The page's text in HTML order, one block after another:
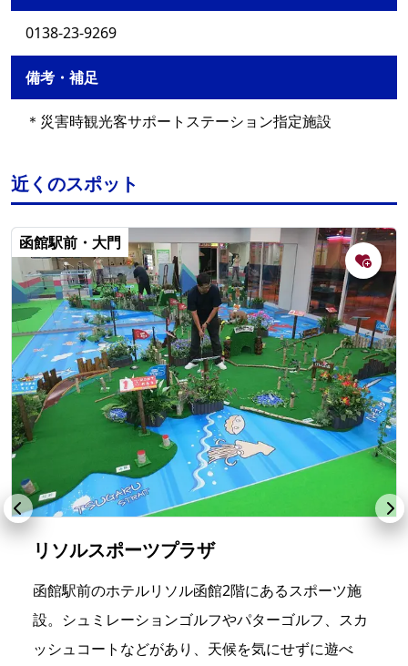
0138-23-9269
備考・補足
＊災害時観光客サポートステーション指定施設
近くのスポット
函館駅前・大門
リソルスポーツプラザ
函館駅前のホテルリソル函館2階にあるスポーツ施
設。シュミレーションゴルフやパターゴルフ、スカ
ッシュコートなどがあり、天候を気にせずに遊べ